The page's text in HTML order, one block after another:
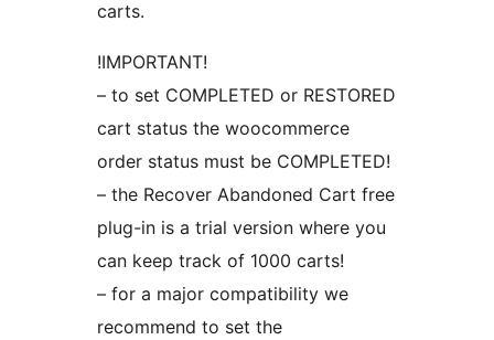
carts.
!IMPORTANT!
– to set COMPLETED or RESTORED
cart status the woocommerce
order status must be COMPLETED!
– the Recover Abandoned Cart free
plug-in is a trial version where you
can keep track of 1000 carts!
– for a major compatibility we
recommend to set the